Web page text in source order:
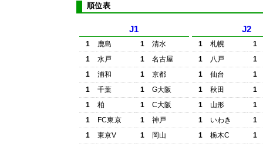
順位表
J1
1 鹿島 1
清水
1
水戸 1
名古屋
1
浦和 1
京都
1
千葉 1
G大阪
1
柏 1
C大阪
1
FC東京 1
神戸
1
東京V 1
岡山
J2
1 札幌
1
1
八戸
1
1
仙台
1
1
秋田
1
1
山形
1
1
いわき
1
1
栃木C
1